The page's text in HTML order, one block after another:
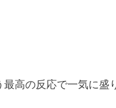
高の反応で一気に盛